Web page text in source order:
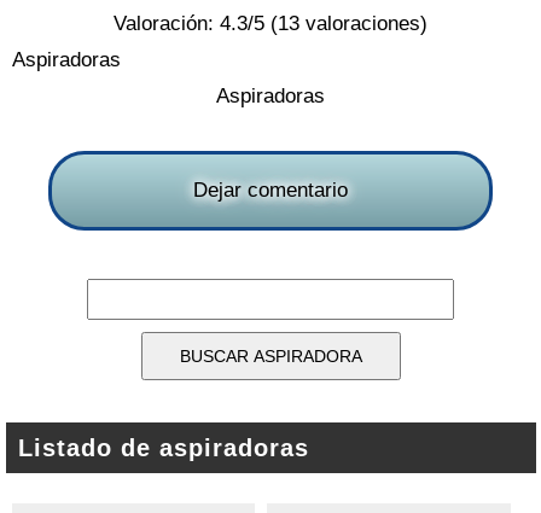
Valoración: 4.3/5 (13 valoraciones)
Aspiradoras
Aspiradoras
Dejar comentario
Listado de aspiradoras